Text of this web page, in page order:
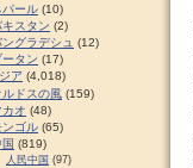
パール (10)
キスタン (2)
ングラデシュ (12)
ータン (17)
ア (4,018)
ルドスの風 (159)
カオ (48)
ンゴル (65)
(819)
人民中国 (97)